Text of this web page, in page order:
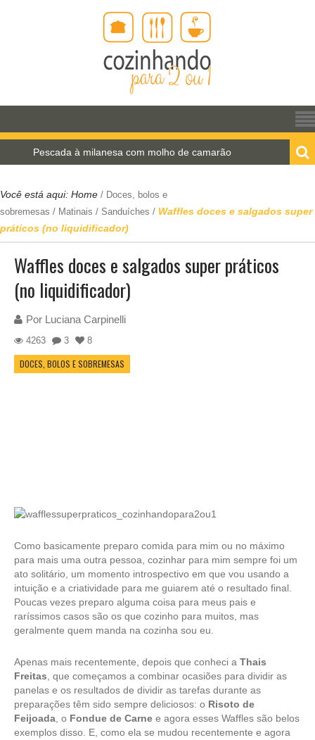
Pescada à milanesa com molho de camarão
Você está aqui: Home / Doces, bolos e
sobremesas / Matinais / Sanduíches / Waffles doces e salgados super
práticos (no liquidificador)
Waffles doces e salgados super práticos
(no liquidificador)
Por Luciana Carpinelli
4263 3 8
DOCES, BOLOS E SOBREMESAS
Como basicamente preparo comida para mim ou no máximo
para mais uma outra pessoa, cozinhar para mim sempre foi um
ato solitário, um momento introspectivo em que vou usando a
intuição e a criatividade para me guiarem até o resultado final.
Poucas vezes preparo alguma coisa para meus pais e
raríssimos casos são os que cozinho para muitos, mas
geralmente quem manda na cozinha sou eu.
Apenas mais recentemente, depois que conheci a Thais
Freitas , que começamos a combinar ocasiões para dividir as
panelas e os resultados de dividir as tarefas durante as
preparações têm sido sempre deliciosos: o Risoto de
Feijoada , o Fondue de Carne e agora esses Waffles são belos
exemplos disso. E, como ela se mudou recentemente e agora